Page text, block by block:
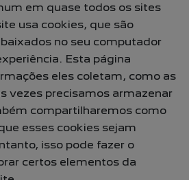
em quase todos os sites
usa cookies, que são
no seu computador
Esta página
eles coletam, como as
vezes precisamos armazenar
compartilharemos como
esses cookies sejam
isso pode fazer o
certos elementos da